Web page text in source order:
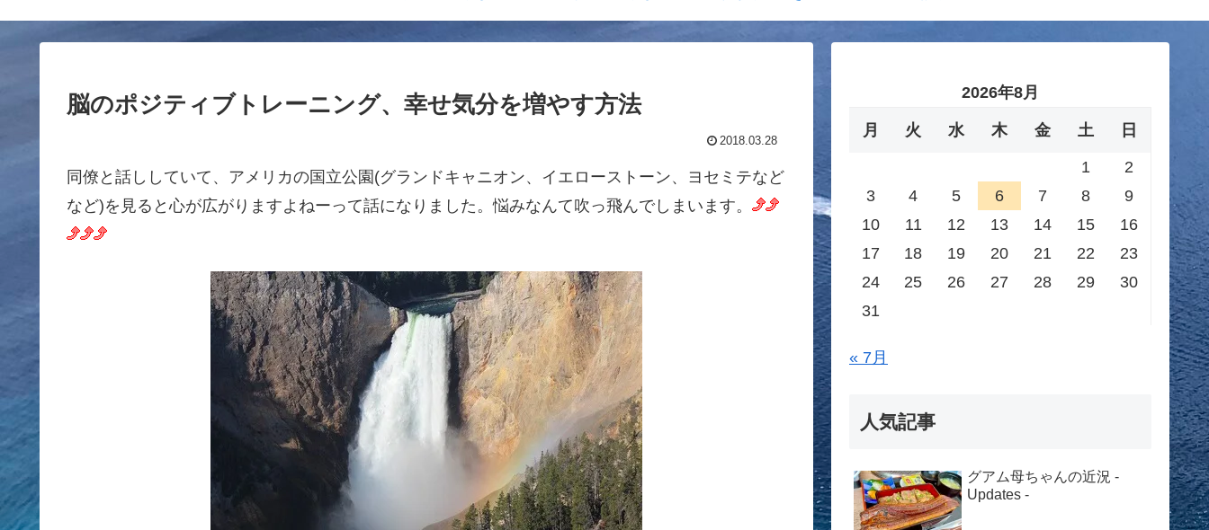
脳のポジティブトレーニング、幸せ気分を増やす方法
2018.03.28
同僚と話ししていて、アメリカの国立公園(グランドキャニオン、イエローストーン、ヨセミテなど
など)を見ると心が広がりますよねーって話になりました。悩みなんて吹っ飛んでしまいます。
2026年8月
月 火 水 木 金 土 日
1
2
3
4 5 6 7 8
9
10
11 12 13 14 15
16
17
18 19 20 21 22
23
24
25 26 27 28 29
30
31
« 7月
人気記事
グアム母ちゃんの近況 -
Updates -